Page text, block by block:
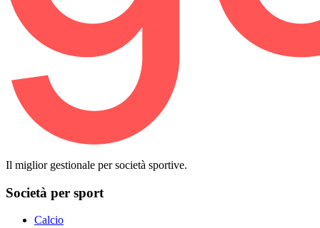
Il miglior gestionale per società sportive.
Società per sport
Calcio